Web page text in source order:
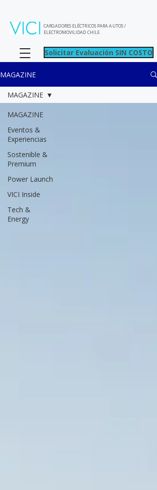
Solicitar Evaluación SIN COSTO
CARGADORES ELÉCTRICOS PARA AUTOS /
ELECTROMOVILIDAD CHILE
MAGAZINE
MAGAZINE
Eventos &
Experiencias
Sostenible &
Premium
Power Launch
VICI Inside
Tech &
Energy
MAGAZINE